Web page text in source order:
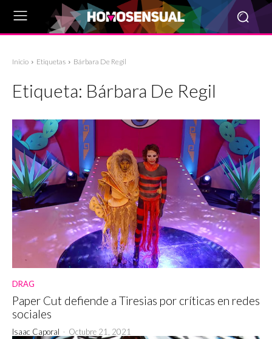
Inicio Etiquetas Bárbara De Regil
Etiqueta: Bárbara De Regil
DRAG
Paper Cut defiende a Tiresias por críticas en redes
sociales
Isaac Caporal - Octubre 21, 2021